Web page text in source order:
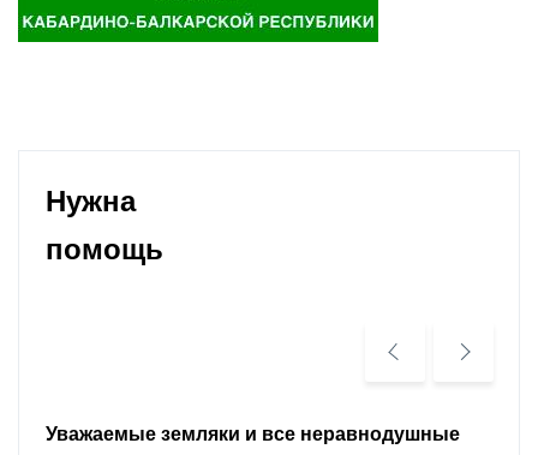
Нужна
помощь
Уважаемые земляки и все неравнодушные